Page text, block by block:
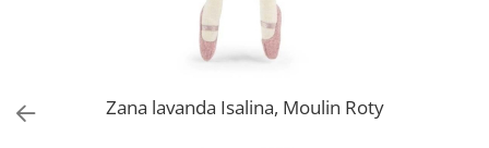
Zana lavanda Isalina, Moulin Roty